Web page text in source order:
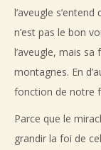
l’aveugle
n’est pas le bon
l’aveugle, mais
montagnes. En
fonction de notre
Parce que le
grandir la foi de